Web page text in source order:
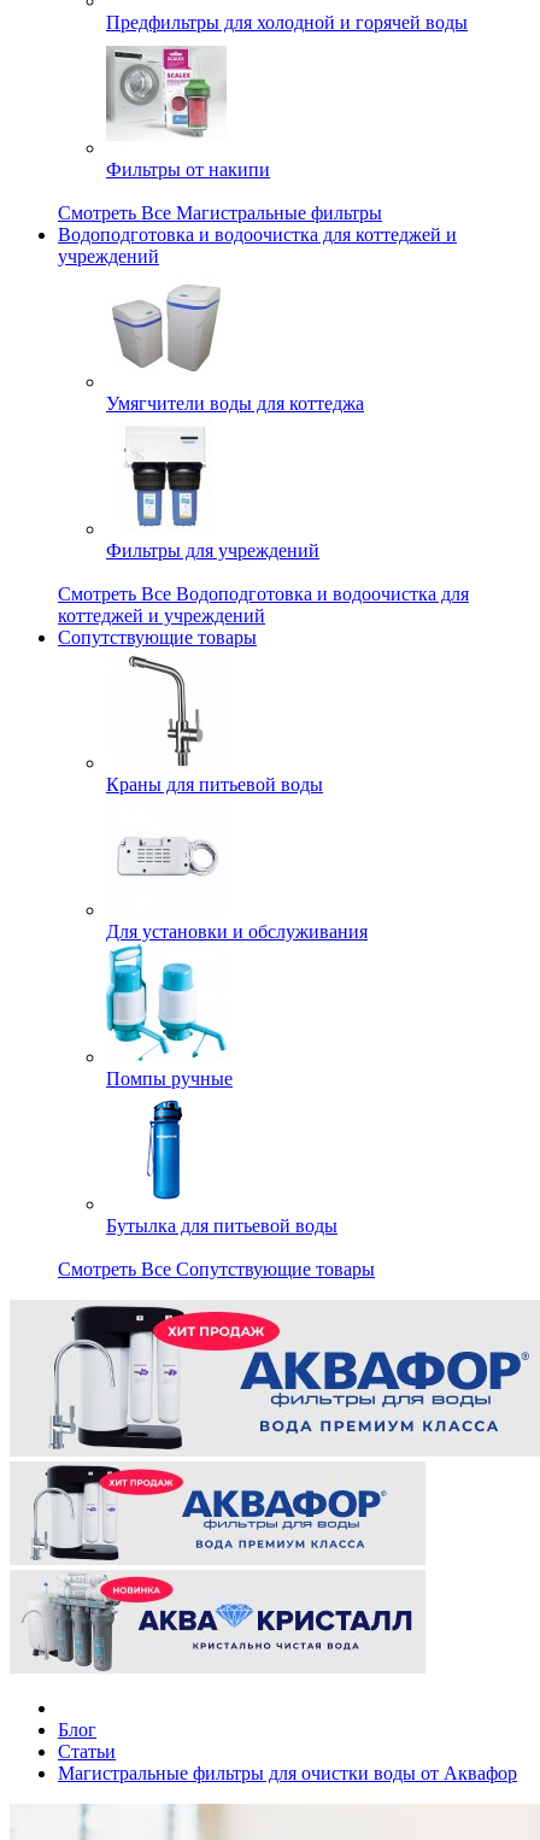
Предфильтры для холодной и горячей воды
Фильтры от накипи
Смотреть Все Магистральные фильтры
Водоподготовка и водоочистка для коттеджей и
учреждений
Умягчители воды для коттеджа
Фильтры для учреждений
Смотреть Все Водоподготовка и водоочистка для
коттеджей и учреждений
Сопутствующие товары
Краны для питьевой воды
Для установки и обслуживания
Помпы ручные
Бутылка для питьевой воды
Смотреть Все Сопутствующие товары
Блог
Статьи
Магистральные фильтры для очистки воды от Аквафор